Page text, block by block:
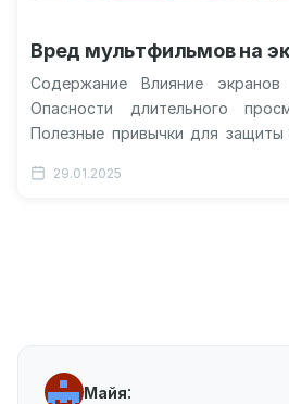
Вред мультфильмов на
Содержание Влияние
Опасности длительного
Полезные привычки для защиты
мультфильмов на…
29.01.2025
Майя: